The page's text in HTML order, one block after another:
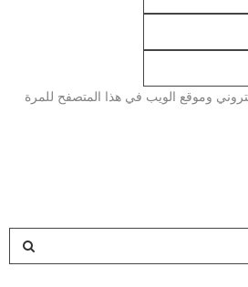
وموقع الويب في هذا المتصفح للمرة